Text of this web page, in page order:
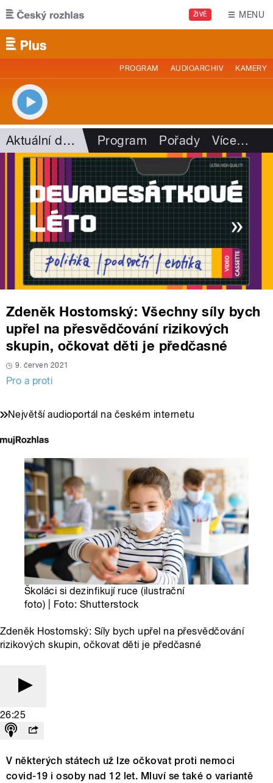
Přejít k hlavnímu obsahu
ŽIVĚ MENU
PROGRAM AUDIOARCHIV KAMERY
Aktuální dění Program Pořady Více…
Zdeněk Hostomský: Všechny síly bych
upřel na přesvědčování rizikových
skupin, očkovat děti je předčasné
9. červen 2021
Pro a proti
Největší audioportál na českém internetu
Školáci si dezinfikují ruce (ilustrační
foto) | Foto: Shutterstock
Zdeněk Hostomský: Síly bych upřel na přesvědčování
rizikových skupin, očkovat děti je předčasné
26:25
V některých státech už lze očkovat proti nemoci
covid-19 i osoby nad 12 let. Mluví se také o variantě